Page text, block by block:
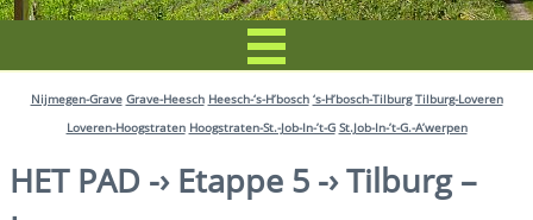
Nijmegen-Grave Grave-Heesch Heesch-‘s-H’bosch ‘s-H’bosch-Tilburg Tilburg-Loveren
Loveren-Hoogstraten Hoogstraten-St.-Job-In-’t-G St.Job-In-’t-G.-A’werpen
HET PAD -› Etappe 5 -› Tilburg –